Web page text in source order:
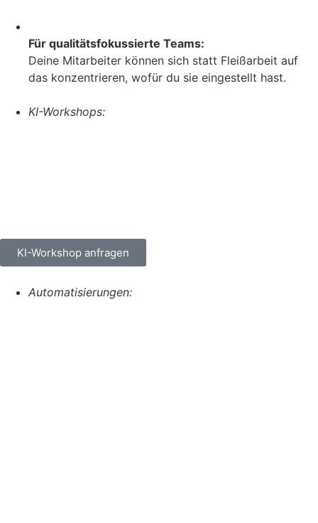
Für qualitätsfokussierte Teams:
Deine Mitarbeiter können sich statt Fleißarbeit auf
das konzentrieren, wofür du sie eingestellt hast.
KI-Workshops:
KI-Workshop anfragen
Automatisierungen: